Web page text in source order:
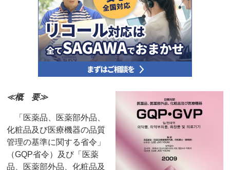
≪概 要≫
「医薬品、医薬部外品、
化粧品及び医療機器の品質
管理の基準に関する省令」
（GQP省令）及び「医薬
品、医薬部外品、化粧品及